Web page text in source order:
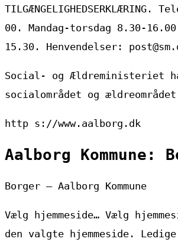
TILGÆNGELIGHEDSERKLÆRING.
00. Mandag-torsdag 8.30-
15.30. Henvendelser:
Social- og Ældreministeriet
socialområdet og
http s://www.aalborg.dk
Aalborg Kommune:
Borger – Aalborg Kommune
Vælg hjemmeside… Vælg
den valgte hjemmeside.